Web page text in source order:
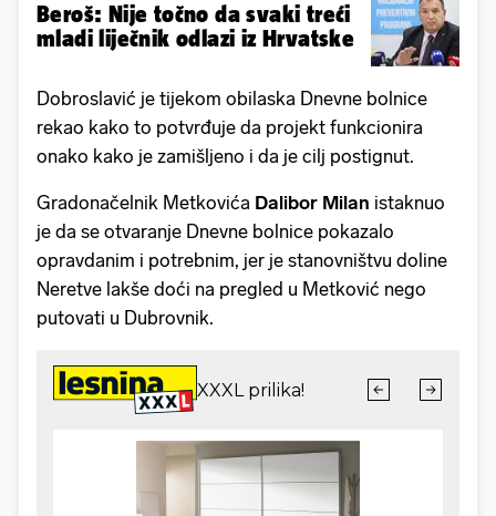
Beroš: Nije točno da svaki treći
mladi liječnik odlazi iz Hrvatske
Dobroslavić je tijekom obilaska Dnevne bolnice
rekao kako to potvrđuje da projekt funkcionira
onako kako je zamišljeno i da je cilj postignut.
Gradonačelnik Metkovića Dalibor Milan istaknuo
je da se otvaranje Dnevne bolnice pokazalo
opravdanim i potrebnim, jer je stanovništvu doline
Neretve lakše doći na pregled u Metković nego
putovati u Dubrovnik.